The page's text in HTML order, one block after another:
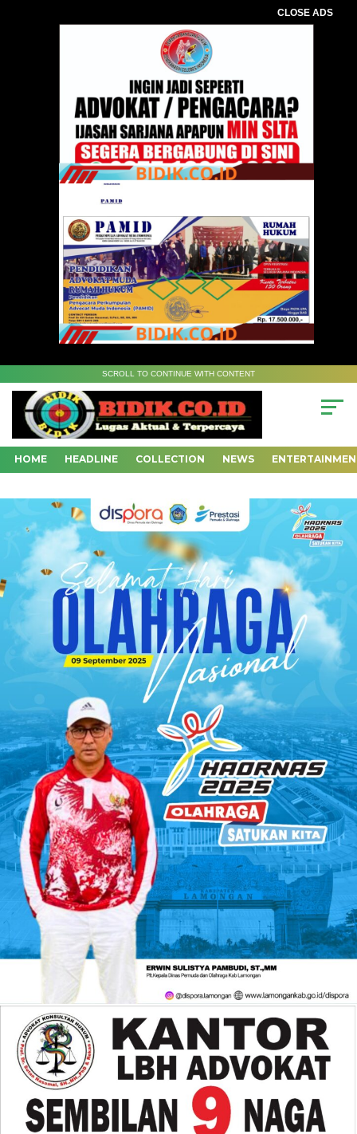
CLOSE ADS
SCROLL TO CONTINUE WITH CONTENT
HOME HEADLINE COLLECTION NEWS